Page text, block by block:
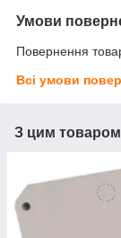
Умови
Повернення
Всі умови
З цим